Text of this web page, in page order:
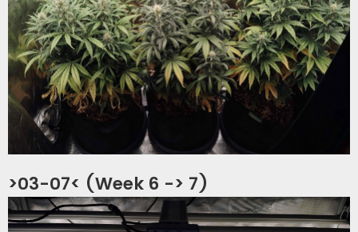
>03-07< (Week 6 -> 7)